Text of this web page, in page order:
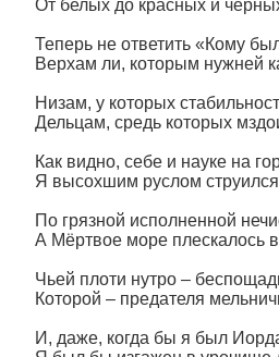
От белых до красных и
Теперь не ответить «Кому
Верхам ли, которым нужней
Низам, у которых
Дельцам, средь которых
Как видно, себе и науке на
Я высохшим руслом
По грязной исполненной
А Мёртвое море плескалось
Чьей плоти нутро –
Которой – предателя
И, даже, когда бы я был